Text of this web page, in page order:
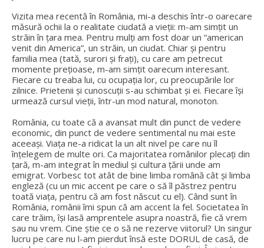
Vizita mea recentă în România, mi-a deschis într-o oarecare
măsură ochii la o realitate ciudată a vieții: m-am simțit un
străin în țara mea. Pentru mulți am fost doar un “american
venit din America”, un străin, un ciudat. Chiar și pentru
familia mea (tată, surori și frați), cu care am petrecut
momente prețioase, m-am simțit oarecum interesant.
Fiecare cu treaba lui, cu ocupația lor, cu preocupările lor
zilnice. Prietenii și cunoscuții s-au schimbat și ei. Fiecare își
urmează cursul vieții, într-un mod natural, monoton.
România, cu toate că a avansat mult din punct de vedere
economic, din punct de vedere sentimental nu mai este
aceeași. Viața ne-a ridicat la un alt nivel pe care nu îl
înțelegem de multe ori. Ca majoritatea românilor plecați din
țară, m-am integrat în mediul și cultura țării unde am
emigrat. Vorbesc tot atât de bine limba română cât și limba
engleză (cu un mic accent pe care o să îl păstrez pentru
toată viața, pentru că am fost născut cu el). Când sunt în
România, românii îmi spun că am accent la fel. Societatea în
care trăim, își lasă amprentele asupra noastră, fie că vrem
sau nu vrem. Cine știe ce o să ne rezerve viitorul? Un singur
lucru pe care nu l-am pierdut însă este DORUL de casă, de